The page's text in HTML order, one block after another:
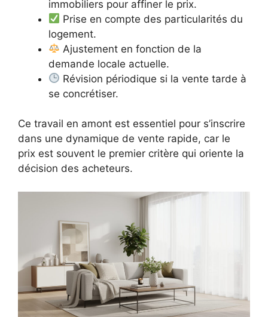
immobiliers pour affiner le prix.
Prise en compte des particularités du
logement.
Ajustement en fonction de la
demande locale actuelle.
Révision périodique si la vente tarde à
se concrétiser.
Ce travail en amont est essentiel pour s’inscrire
dans une dynamique de vente rapide, car le
prix est souvent le premier critère qui oriente la
décision des acheteurs.